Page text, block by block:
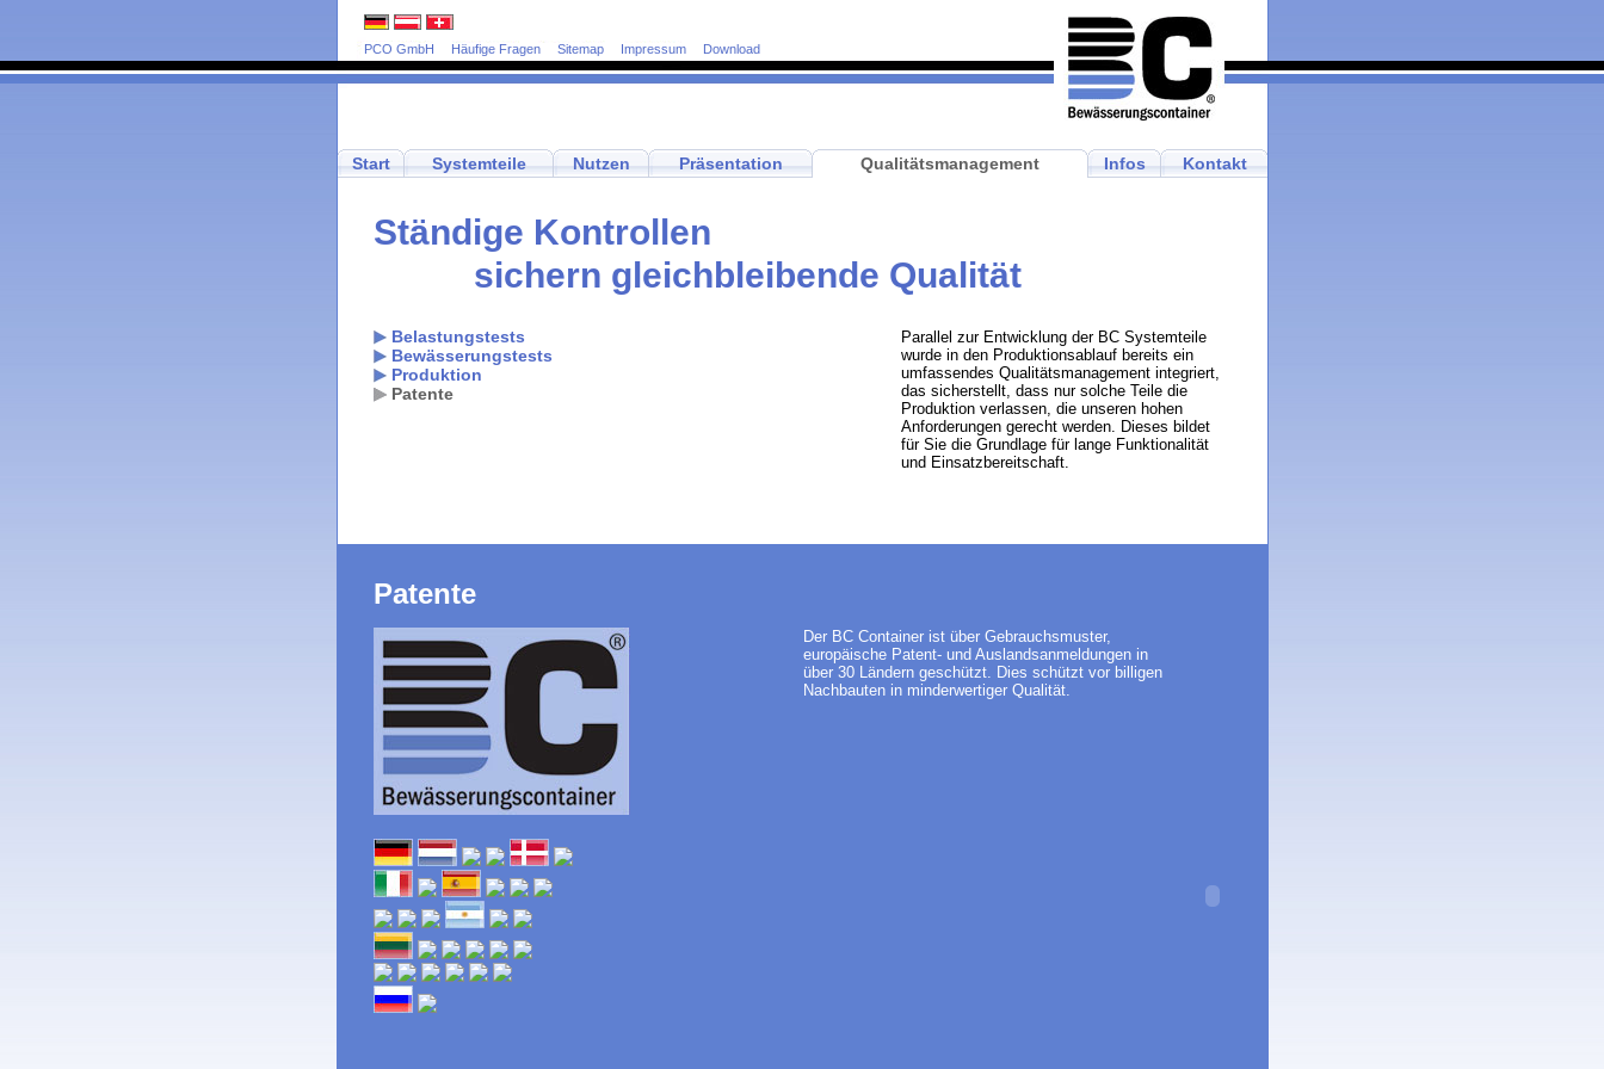
PCO GmbH Häufige Fragen Sitemap Impressum Download
Start Systemteile Nutzen Präsentation Qualitätsmanagement Infos Kontakt
Ständige Kontrollen
sichern gleichbleibende Qualität
Belastungstests
Bewässerungstests
Produktion
Patente
Parallel zur Entwicklung der BC Systemteile
wurde in den Produktionsablauf bereits ein
umfassendes Qualitätsmanagement integriert,
das sicherstellt, dass nur solche Teile die
Produktion verlassen, die unseren hohen
Anforderungen gerecht werden. Dieses bildet
für Sie die Grundlage für lange Funktionalität
und Einsatzbereitschaft.
Patente
Der BC Container ist über Gebrauchsmuster,
europäische Patent- und Auslandsanmeldungen in
über 30 Ländern geschützt. Dies schützt vor billigen
Nachbauten in minderwertiger Qualität.